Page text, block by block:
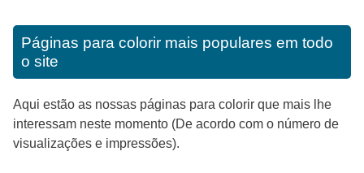
Páginas para colorir mais populares em todo
o site
Aqui estão as nossas páginas para colorir que mais lhe
interessam neste momento (De acordo com o número de
visualizações e impressões).